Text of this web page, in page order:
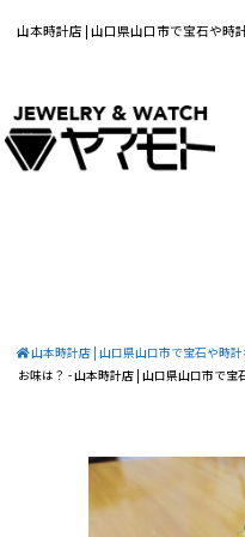
山本時計店 | 山口県山口市で宝石や時
山本時計店 | 山口県山口市で宝石や時計
お味は？ - 山本時計店 | 山口県山口市で宝